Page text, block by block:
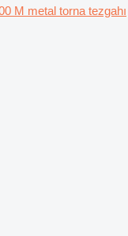
M metal torna tezgahı